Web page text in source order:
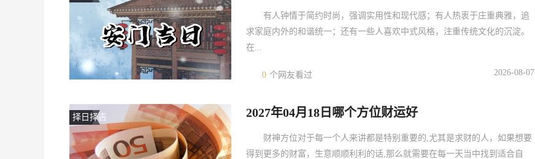
有人钟情于简约时尚，强调实用性和现代感；有人热衷于庄重典雅，追
求家庭内外的和谐统一；还有一些人喜欢中式风格，注重传统文化的沉淀。
在...
0 个网友看过 2026-08-07
择日择吉 2027年04月18日哪个方位财运好
财神方位对于每一个人来讲都是特别重要的,尤其是求财的人，如果想要
得到更多的财富，生意顺顺利利的话,那么就需要在每一天当中找到适合自